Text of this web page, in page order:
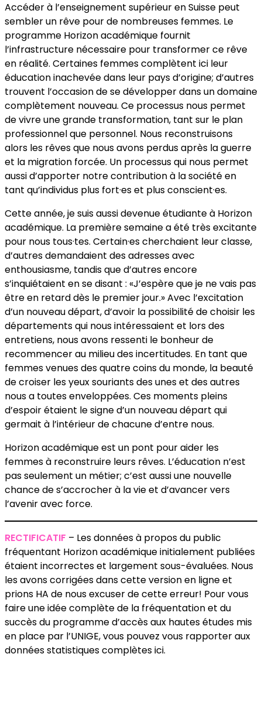
Accéder à l’enseignement supérieur en Suisse peut
sembler un rêve pour de nombreuses femmes. Le
programme Horizon académique fournit
l’infrastructure nécessaire pour transformer ce rêve
en réalité. Certaines femmes complètent ici leur
éducation inachevée dans leur pays d’origine; d’autres
trouvent l’occasion de se développer dans un domaine
complètement nouveau. Ce processus nous permet
de vivre une grande transformation, tant sur le plan
professionnel que personnel. Nous reconstruisons
alors les rêves que nous avons perdus après la guerre
et la migration forcée. Un processus qui nous permet
aussi d’apporter notre contribution à la société en
tant qu’individus plus fort·es et plus conscient·es.
Cette année, je suis aussi devenue étudiante à Horizon
académique. La première semaine a été très excitante
pour nous tous·tes. Certain·es cherchaient leur classe,
d’autres demandaient des adresses avec
enthousiasme, tandis que d’autres encore
s’inquiétaient en se disant : «J’espère que je ne vais pas
être en retard dès le premier jour.» Avec l’excitation
d’un nouveau départ, d’avoir la possibilité de choisir les
départements qui nous intéressaient et lors des
entretiens, nous avons ressenti le bonheur de
recommencer au milieu des incertitudes. En tant que
femmes venues des quatre coins du monde, la beauté
de croiser les yeux souriants des unes et des autres
nous a toutes enveloppées. Ces moments pleins
d’espoir étaient le signe d’un nouveau départ qui
germait à l’intérieur de chacune d’entre nous.
Horizon académique est un pont pour aider les
femmes à reconstruire leurs rêves. L’éducation n’est
pas seulement un métier; c’est aussi une nouvelle
chance de s’accrocher à la vie et d’avancer vers
l’avenir avec force.
RECTIFICATIF – Les données à propos du public
fréquentant Horizon académique initialement publiées
étaient incorrectes et largement sous-évaluées. Nous
les avons corrigées dans cette version en ligne et
prions HA de nous excuser de cette erreur! Pour vous
faire une idée complète de la fréquentation et du
succès du programme d’accès aux hautes études mis
en place par l’UNIGE, vous pouvez vous rapporter aux
données statistiques complètes ici.